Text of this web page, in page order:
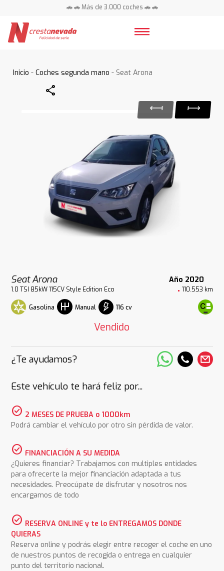
🚗 🚗 Más de 3.000 coches 🚗 🚗
Inicio -Coches segunda mano - Seat Arona
Share
Seat Arona Año 2020
1.0 TSI 85kW 115CV Style Edition Eco 110.553 km
Gasolina Manual 116 cv
Vendido
¿Te ayudamos?
Este vehículo te hará feliz por...
check_circle 2 MESES DE PRUEBA o 1000km
Podrá cambiar el vehículo por otro sin pérdida de valor.
check_circle FINANCIACIÓN A SU MEDIDA
¿Quieres financiar? Trabajamos con multiples entidades
para ofrecerte la mejor financiación adaptada a tus
necesidades. Preocúpate de disfrutar y nosotros nos
encargamos de todo
check_circle RESERVA ONLINE y te lo ENTREGAMOS DONDE
QUIERAS
Reserva online y podrás elegir entre recoger el coche en uno
de nuestros puntos de recogida o entrega en cualquier
punto del territorio nacional.